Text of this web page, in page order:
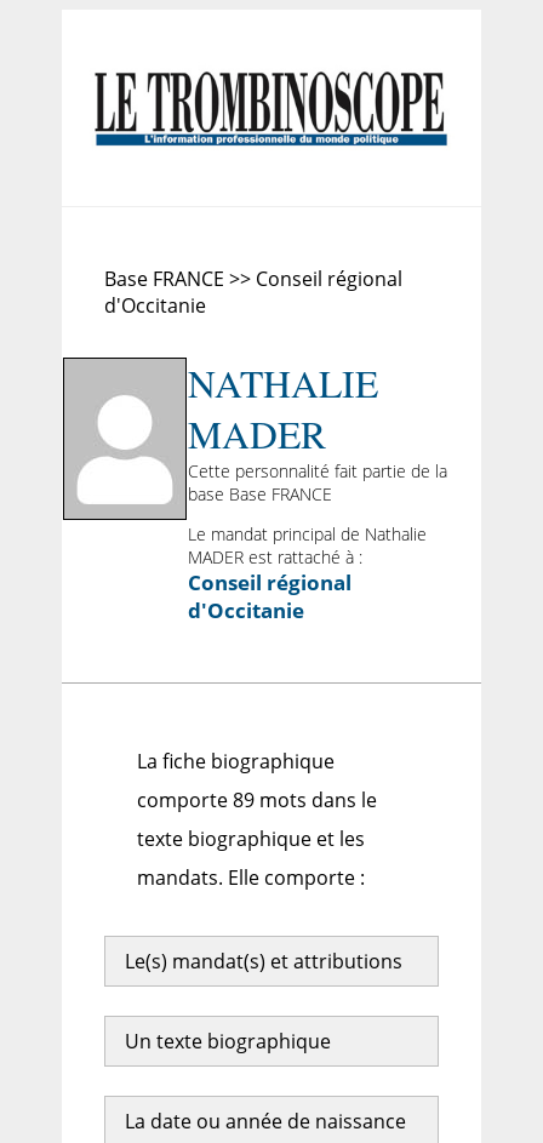
Base FRANCE >> Conseil régional
d'Occitanie
NATHALIE
MADER
Cette personnalité fait partie de la
base Base FRANCE
Le mandat principal de Nathalie
MADER est rattaché à :
Conseil régional
d'Occitanie
La fiche biographique
comporte 89 mots dans le
texte biographique et les
mandats. Elle comporte :
Le(s) mandat(s) et attributions
Un texte biographique
La date ou année de naissance